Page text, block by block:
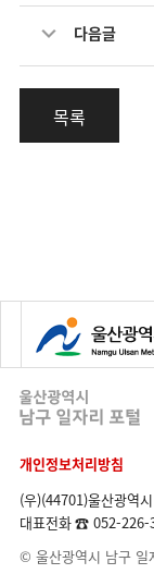
다음글
목록
개인정보처리방침
(우)(44701)울산광역
대표전화☎ 052-226-
© 울산광역시 남구 일